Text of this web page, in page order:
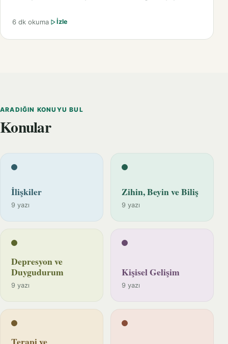
6 dk okuma İzle
ARADIĞIN KONUYU BUL
Konular
İlişkiler
9 yazı
Zihin, Beyin ve Biliş
9 yazı
Depresyon ve
Duygudurum
9 yazı
Kişisel Gelişim
9 yazı